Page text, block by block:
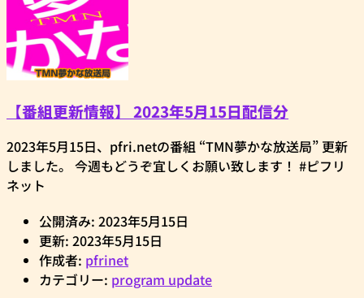
【番組更新情報】 2023年5月15日配信分
2023年5月15日、pfri.netの番組 “TMN夢かな放送局” 更新
しました。 今週もどうぞ宜しくお願い致します！ #ピフリ
ネット
公開済み: 2023年5月15日
更新: 2023年5月15日
作成者: pfrinet
カテゴリー: program update